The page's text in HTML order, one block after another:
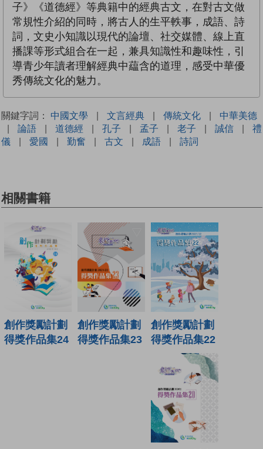
子》《道德經》等典籍中的經典古文，在對古文做
常規性介紹的同時，將古人的生平軼事，成語、詩
詞，文史小知識以現代的論壇、社交媒體、線上直
播課等形式組合在一起，兼具知識性和趣味性，引
導青少年讀者理解經典中藴含的道理，感受中華優
秀傳統文化的魅力。
關鍵字詞： 中國文學 | 文言經典 | 傳統文化 |
中華美德
|
論語 | 道德經 | 孔子 | 孟子 | 老子 | 誠信 |
禮
儀
| 愛國 | 勤奮 | 古文 | 成語 | 詩詞
相關書籍
創作獎勵計劃
得獎作品集24
創作獎勵計劃
得獎作品集23
創作獎勵計劃
得獎作品集22